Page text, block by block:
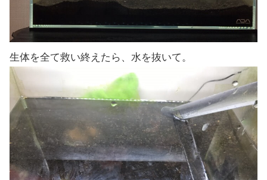
生体を全て救い終えたら、水を抜いて。